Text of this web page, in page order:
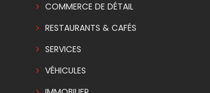
COMMERCE DE DÉTAIL
RESTAURANTS & CAFÉS
SERVICES
VÉHICULES